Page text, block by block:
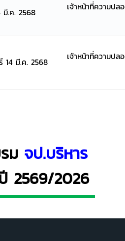
.ค. 2568
เจ้าหน้าที่ความปล
มี.ค. 2568
เจ้าหน้าที่ความปล
ม จป.บริหาร
2569/2026